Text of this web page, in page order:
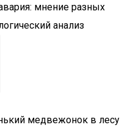
мнение разных
анализ
медвежонок в лесу